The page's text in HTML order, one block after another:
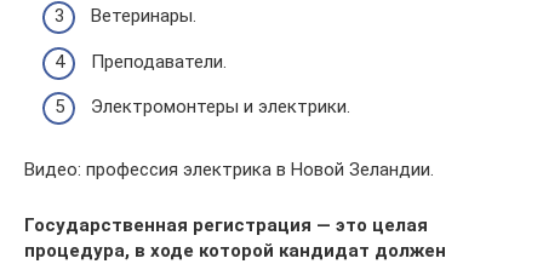
Ветеринары.
Преподаватели.
Электромонтеры и электрики.
Видео: профессия электрика в Новой Зеландии.
Государственная регистрация — это целая
процедура, в ходе которой кандидат должен